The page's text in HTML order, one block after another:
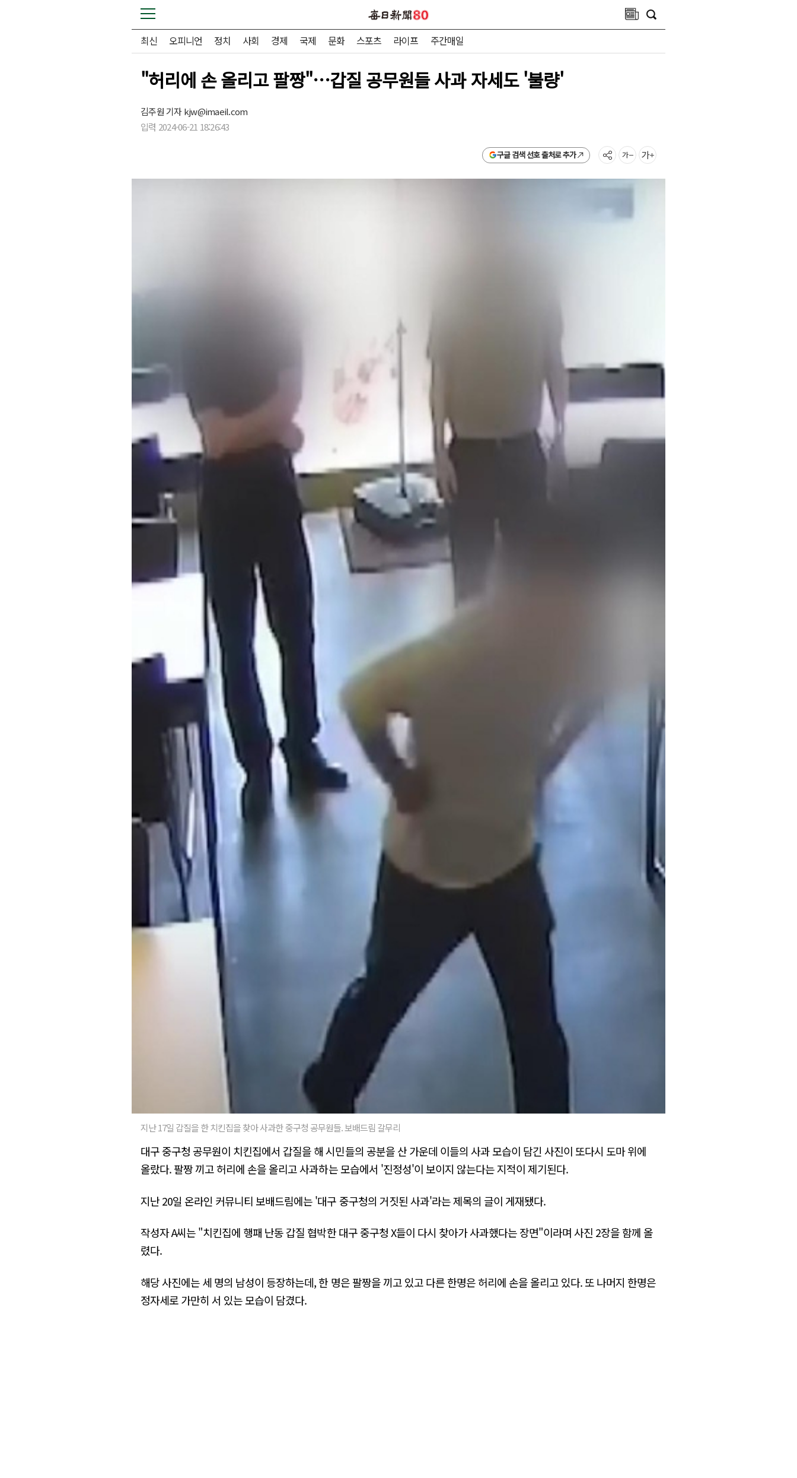
최신 오피니언 정치 사회 경제 국제 문화 스포츠 라이프 주간매일
"허리에 손 올리고 팔짱"…갑질 공무원들 사과 자세도 '불량'
김주원 기자kjw@imaeil.com
입력 2024-06-21 18:26:43
구글 검색 선호 출처로 추가
지난 17일 갑질을 한 치킨집을 찾아 사과한 중구청 공무원들. 보배드림 갈무리
대구 중구청 공무원이 치킨집에서 갑질을 해 시민들의 공분을 산 가운데 이들의 사과 모습이 담긴 사진이 또다시 도마 위에
올랐다. 팔짱 끼고 허리에 손을 올리고 사과하는 모습에서 '진정성'이 보이지 않는다는 지적이 제기된다.
지난 20일 온라인 커뮤니티 보배드림에는 '대구 중구청의 거짓된 사과'라는 제목의 글이 게재됐다.
작성자 A씨는 "치킨집에 행패 난동 갑질 협박한 대구 중구청 X들이 다시 찾아가 사과했다는 장면"이라며 사진 2장을 함께 올
렸다.
해당 사진에는 세 명의 남성이 등장하는데, 한 명은 팔짱을 끼고 있고 다른 한명은 허리에 손을 올리고 있다. 또 나머지 한명은
정자세로 가만히 서 있는 모습이 담겼다.